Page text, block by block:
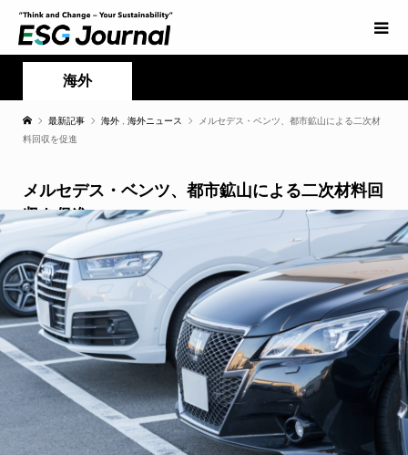
海外
最新記事 海外 海外ニュース
メルセデス・ベンツ、都市鉱山による二次材
料回収を促進
メルセデス・ベンツ、都市鉱山による二次材料回
収を促進